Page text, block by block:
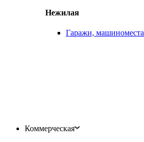
Нежилая
Гаражи, машиноместа
Коммерческая